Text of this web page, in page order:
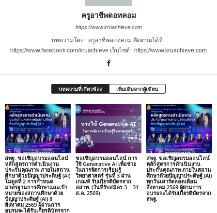
ครูอาชีพดอทคอม
https://www.kruachieve.com
บทความโดย : ครูอาชีพดอทคอม ติดตามได้ที่ :
https://www.facebook.com/kruachieve เว็บไซต์ : https://www.kruachieve.com
บทความที่เกี่ยวข้อง เพิ่มเติมจากผู้เขียน
สพฐ. ขอเชิญอบรมออนไลน์
หลักสูตรการดำเนินงาน
ประกันคุณภาพ ภายในสถาน
ศึกษาด้วยปัญญาประดิษฐ์ (AI)
โมดูลที่ 2 การกำหนด
มาตรฐานการศึกษาและเป้า
หมายของสถานศึกษาด้วย
ปัญญาประดิษฐ์ (AI) 8
สิงหาคม 2569 ผู้ผ่านการ
อบรมจะได้รับเกียรติบัตรจาก
ขอเชิญอบรมออนไลน์ การ
ใช้ Generative AI เพื่อช่วย
ในการจัดการเรียนรู้
วิทยาศาสตร์ รุ่นที่ 3 ผ่าน
เกณฑ์ รับเกียรติบัตรจาก
สสวท. (วันที่รับสมัคร 3 – 31
ส.ค. 2569)
สพฐ. ขอเชิญอบรมออนไลน์
หลักสูตรการดำเนินงาน
ประกันคุณภาพ ภายในสถาน
ศึกษาด้วยปัญญาประดิษฐ์ (AI)
ทุกวันเสาร์ตลอดเดือน
สิงหาคม 2569 ผู้ผ่านการ
อบรมจะได้รับเกียรติบัตรจาก
สพฐ.